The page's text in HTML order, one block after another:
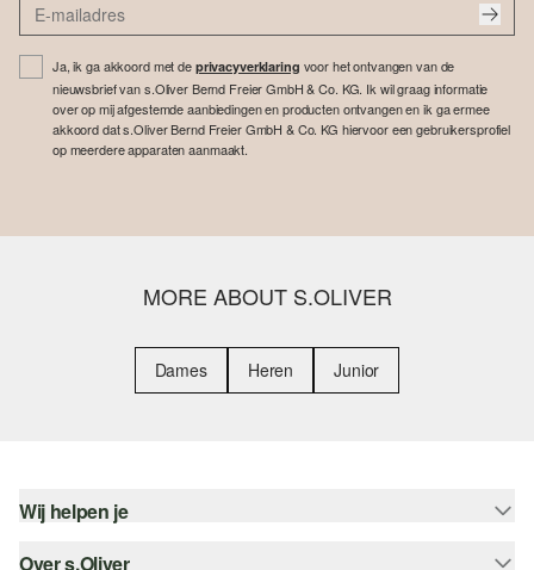
Ja, ik ga akkoord met de privacyverklaring voor het ontvangen van de
nieuwsbrief van s.Oliver Bernd Freier GmbH & Co. KG. Ik wil graag informatie
over op mij afgestemde aanbiedingen en producten ontvangen en ik ga ermee
akkoord dat s.Oliver Bernd Freier GmbH & Co. KG hiervoor een gebruikersprofiel
op meerdere apparaten aanmaakt.
MORE ABOUT S.OLIVER
Dames Heren Junior
Wij helpen je
Help - FAQ
Over s.Oliver